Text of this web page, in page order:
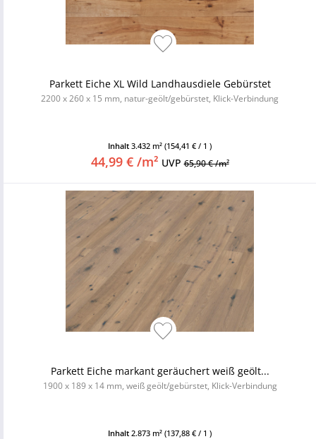
Parkett Eiche XL Wild Landhausdiele Gebürstet
2200 x 260 x 15 mm, natur-geölt/gebürstet, Klick-Verbindung
Inhalt 3.432 m² (154,41 € / 1 )
44,99 € /m² UVP65,90 € /m²
Parkett Eiche markant geräuchert weiß geölt...
1900 x 189 x 14 mm, weiß geölt/gebürstet, Klick-Verbindung
Inhalt 2.873 m² (137,88 € / 1 )